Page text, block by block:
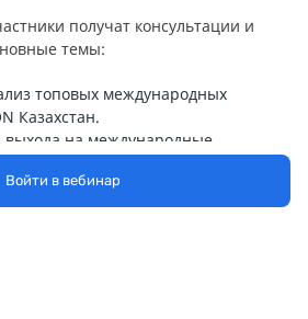
получат консультации и
темы:
топовых международных
Казахстан.
выхода на международные
в Казахстане
Войти в вебинар